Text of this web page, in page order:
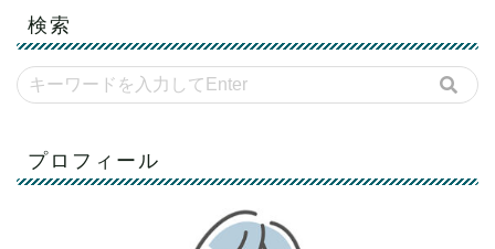
検索
プロフィール